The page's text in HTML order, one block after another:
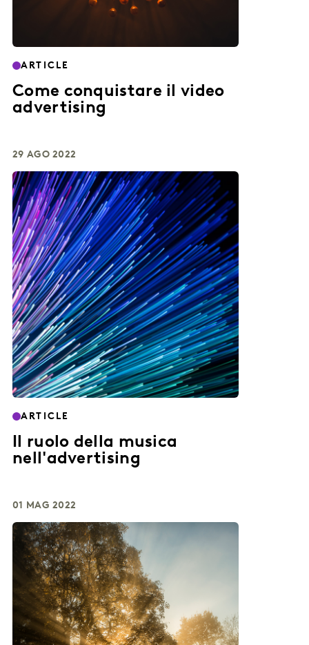
ARTICLE
Come conquistare il video
advertising
29 AGO 2022
ARTICLE
Il ruolo della musica
nell'advertising
01 MAG 2022